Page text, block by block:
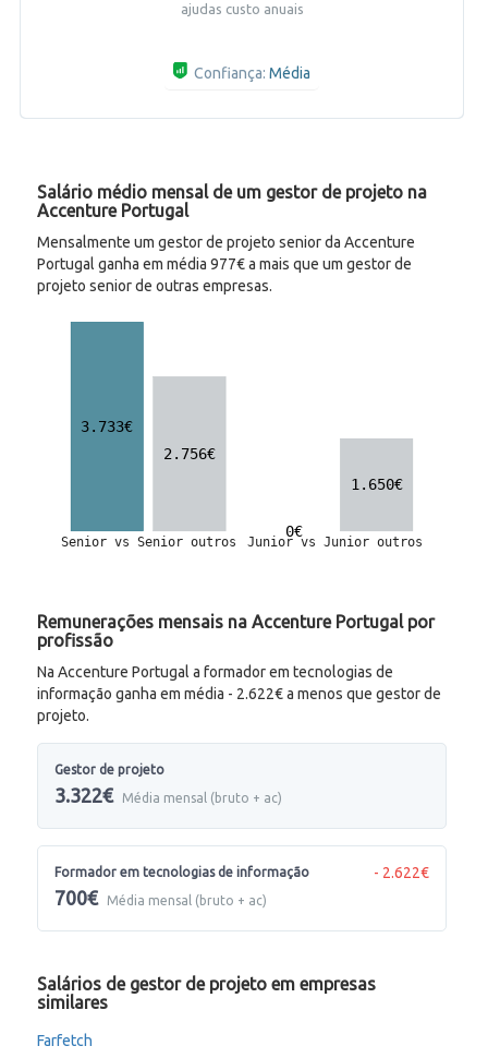
ajudas custo anuais
Confiança: Média
Salário médio mensal de um gestor de projeto na
Accenture Portugal
Mensalmente um gestor de projeto senior da Accenture
Portugal ganha em média 977€ a mais que um gestor de
projeto senior de outras empresas.
Remunerações mensais na Accenture Portugal por
profissão
Na Accenture Portugal a formador em tecnologias de
informação ganha em média - 2.622€ a menos que gestor de
projeto.
Gestor de projeto
3.322€ Média mensal (bruto + ac)
Formador em tecnologias de informação
700€ Média mensal (bruto + ac)
- 2.622€
Salários de gestor de projeto em empresas
similares
Farfetch